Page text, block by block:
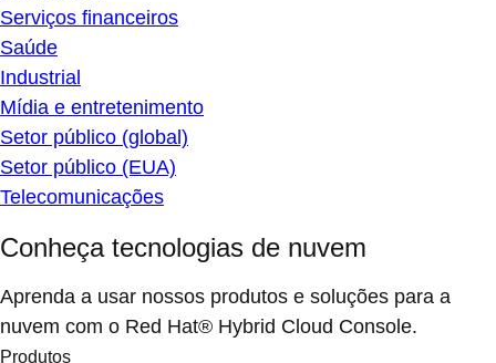
Serviços financeiros
Saúde
Industrial
Mídia e entretenimento
Setor público (global)
Setor público (EUA)
Telecomunicações
Conheça tecnologias de nuvem
Aprenda a usar nossos produtos e soluções para a
nuvem com o Red Hat® Hybrid Cloud Console.
Produtos